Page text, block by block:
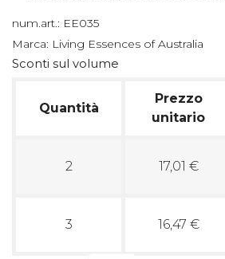
num.art.: EE035
Marca: Living Essences of Australia
Sconti sul volume
Quantità
Prezzo
unitario
2 17,01 €
3 16,47 €